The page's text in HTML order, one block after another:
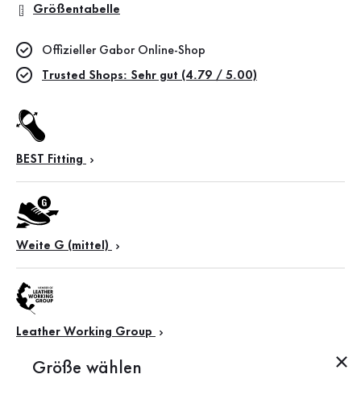
Größentabelle
Größe wählen
Offizieller Gabor Online-Shop
Trusted Shops: Sehr gut (4.79 / 5.00)
BEST Fitting
Weite G (mittel)
Leather Working Group